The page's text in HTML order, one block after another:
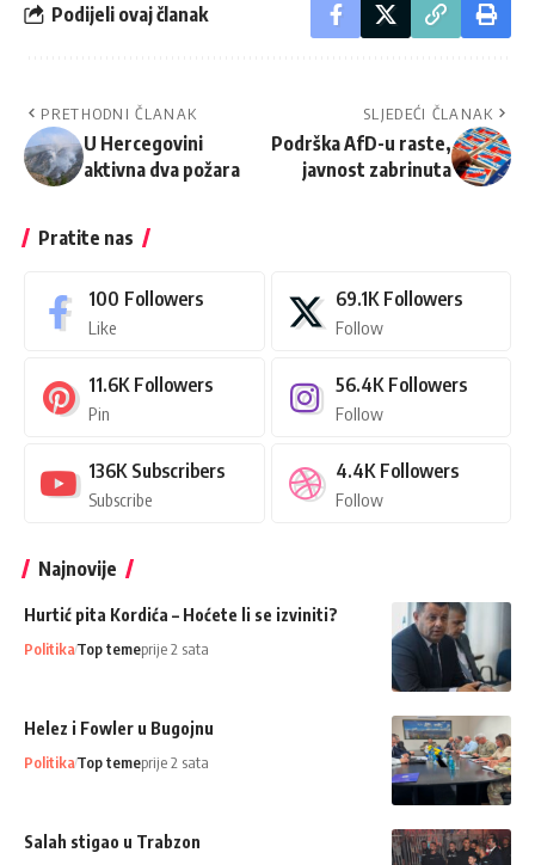
Podijeli ovaj članak
PRETHODNI ČLANAK
U Hercegovini
aktivna dva požara
SLJEDEĆI ČLANAK
Podrška AfD-u raste,
javnost zabrinuta
Pratite nas
100 Followers
Like
69.1K Followers
Follow
11.6K Followers
Pin
56.4K Followers
Follow
136K Subscribers
Subscribe
4.4K Followers
Follow
Najnovije
Hurtić pita Kordića – Hoćete li se izviniti?
PolitikaTop temeprije 2 sata
Helez i Fowler u Bugojnu
PolitikaTop temeprije 2 sata
Salah stigao u Trabzon